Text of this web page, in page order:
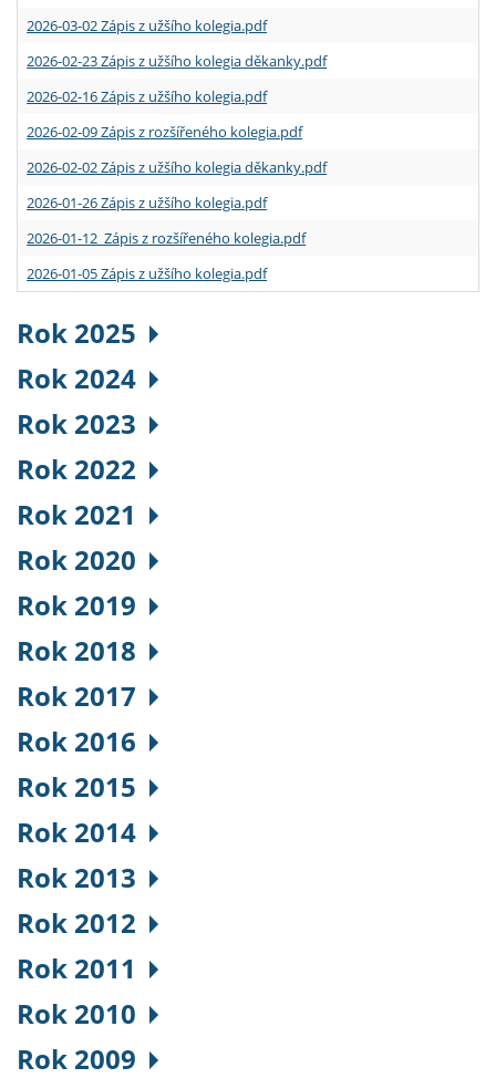
2026-03-02 Zápis z užšího kolegia.pdf
2026-02-23 Zápis z užšího kolegia děkanky.pdf
2026-02-16 Zápis z užšího kolegia.pdf
2026-02-09 Zápis z rozšířeného kolegia.pdf
2026-02-02 Zápis z užšího kolegia děkanky.pdf
2026-01-26 Zápis z užšího kolegia.pdf
2026-01-12 Zápis z rozšířeného kolegia.pdf
2026-01-05 Zápis z užšího kolegia.pdf
Rok 2025
Rok 2024
Rok 2023
Rok 2022
Rok 2021
Rok 2020
Rok 2019
Rok 2018
Rok 2017
Rok 2016
Rok 2015
Rok 2014
Rok 2013
Rok 2012
Rok 2011
Rok 2010
Rok 2009